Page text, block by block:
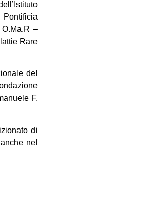
–
Rare
del
F.
di
nel